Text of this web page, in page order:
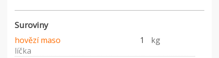
Suroviny
hovězí maso 1
kg
líčka